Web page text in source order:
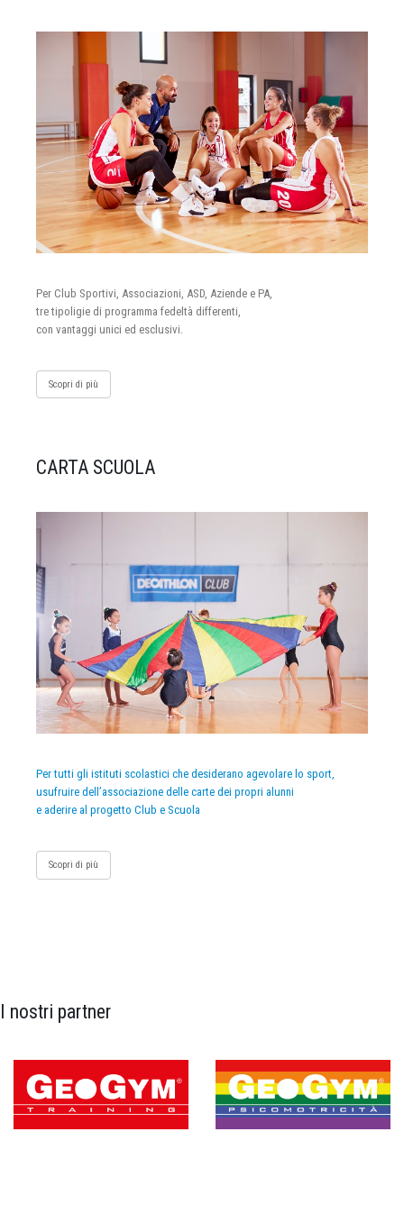
Per Club Sportivi, Associazioni, ASD, Aziende e PA,
tre tipoligie di programma fedeltà differenti,
con vantaggi unici ed esclusivi.
Scopri di più
CARTA SCUOLA
Per tutti gli istituti scolastici che desiderano agevolare lo sport,
usufruire dell’associazione delle carte dei propri alunni
e aderire al progetto Club e Scuola
Scopri di più
I nostri partner